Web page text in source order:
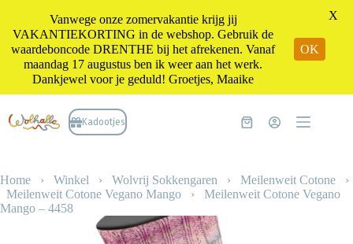
naar
de
Kadootjes Winkelwagen
Home › Winkel › Wolvrij Sokkengaren › Meilenweit Cotone ›
Meilenweit Cotone Vegano Mango › Meilenweit Cotone Vegano
Mango – 4458
Vanwege onze zomervakantie krijg jij
VAKANTIEKORTING in de webshop. Gebruik de
waardeboncode DRENTHE bij het afrekenen. Vanaf
maandag 17 augustus ben ik weer aan het werk.
Dankjewel voor je geduld! Groetjes, Maaike
OK
X